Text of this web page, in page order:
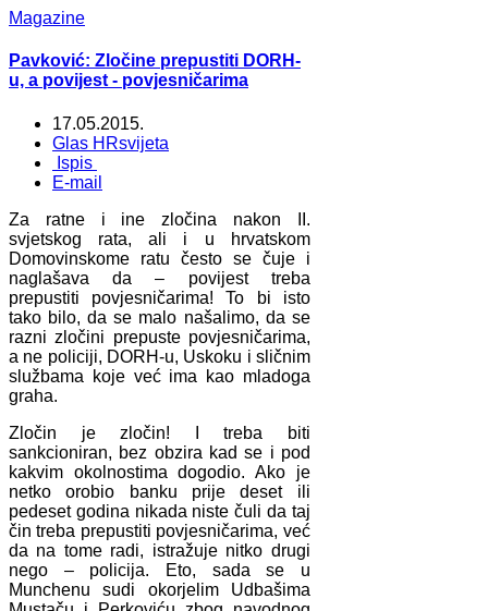
Magazine
Pavković: Zločine prepustiti DORH-
u, a povijest - povjesničarima
17.05.2015.
Glas HRsvijeta
Ispis
E-mail
Za ratne i ine zločina nakon II.
svjetskog rata, ali i u hrvatskom
Domovinskome ratu često se čuje i
naglašava da – povijest treba
prepustiti povjesničarima! To bi isto
tako bilo, da se malo našalimo, da se
razni zločini prepuste povjesničarima,
a ne policiji, DORH-u, Uskoku i sličnim
službama koje već ima kao mladoga
graha.
Zločin je zločin! I treba biti
sankcioniran, bez obzira kad se i pod
kakvim okolnostima dogodio. Ako je
netko orobio banku prije deset ili
pedeset godina nikada niste čuli da taj
čin treba prepustiti povjesničarima, već
da na tome radi, istražuje nitko drugi
nego – policija. Eto, sada se u
Munchenu sudi okorjelim Udbašima